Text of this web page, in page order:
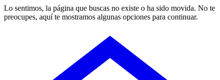
Lo sentimos, la página que buscas no existe o ha sido movida. No te
preocupes, aquí te mostramos algunas opciones para continuar.